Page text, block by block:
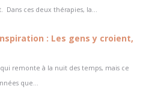
Dans ces deux thérapies, la...
: Les gens y croient,
remonte à la nuit des temps, mais ce
que...